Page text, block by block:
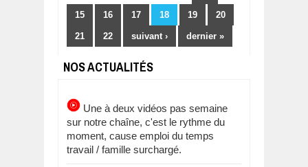
15 16 17 18 19 20
21 22 suivant › dernier »
NOS ACTUALITÉS
Une à deux vidéos pas semaine
sur notre chaîne, c'est le rythme du
moment, cause emploi du temps
travail / famille surchargé.